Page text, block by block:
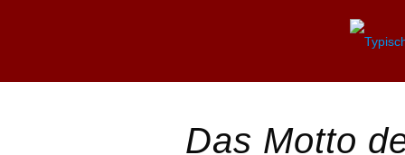
Das Motto